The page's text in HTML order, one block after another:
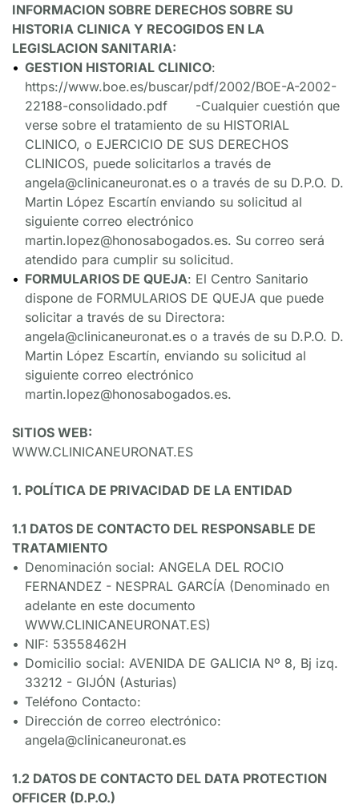
INFORMACION SOBRE DERECHOS SOBRE SU
HISTORIA CLINICA Y RECOGIDOS EN LA
LEGISLACION SANITARIA:
GESTION HISTORIAL CLINICO:
https://www.boe.es/buscar/pdf/2002/BOE-A-2002-
22188-consolidado.pdf       -Cualquier cuestión que
verse sobre el tratamiento de su HISTORIAL
CLINICO, o EJERCICIO DE SUS DERECHOS
CLINICOS, puede solicitarlos a través de
angela@clinicaneuronat.es o a través de su D.P.O. D.
Martin López Escartín enviando su solicitud al
siguiente correo electrónico
martin.lopez@honosabogados.es. Su correo será
atendido para cumplir su solicitud.
FORMULARIOS DE QUEJA: El Centro Sanitario
dispone de FORMULARIOS DE QUEJA que puede
solicitar a través de su Directora:
angela@clinicaneuronat.es o a través de su D.P.O. D.
Martin López Escartín, enviando su solicitud al
siguiente correo electrónico
martin.lopez@honosabogados.es.
SITIOS WEB:
WWW.CLINICANEURONAT.ES
1. POLÍTICA DE PRIVACIDAD DE LA ENTIDAD
1.1 DATOS DE CONTACTO DEL RESPONSABLE DE
TRATAMIENTO
Denominación social: ANGELA DEL ROCIO
FERNANDEZ - NESPRAL GARCÍA (Denominado en
adelante en este documento
WWW.CLINICANEURONAT.ES)
NIF: 53558462H
Domicilio social: AVENIDA DE GALICIA Nº 8, Bj izq.
33212 - GIJÓN (Asturias)
Teléfono Contacto:
Dirección de correo electrónico:
angela@clinicaneuronat.es
1.2 DATOS DE CONTACTO DEL DATA PROTECTION
OFFICER (D.P.O.)